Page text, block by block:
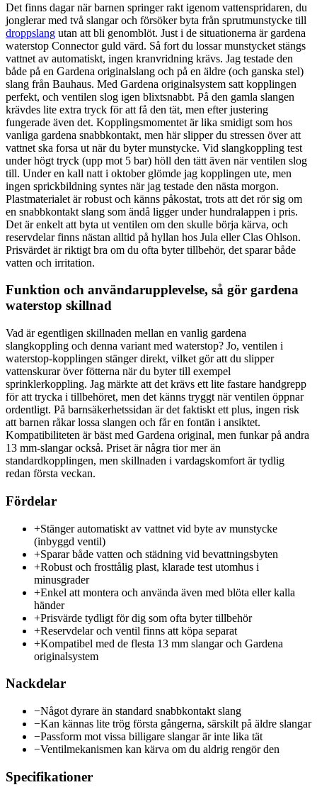
Det finns dagar när barnen springer rakt igenom vattenspridaren, du
jonglerar med två slangar och försöker byta från sprutmunstycke till
droppslang utan att bli genomblöt. Just i de situationerna är gardena
waterstop Connector guld värd. Så fort du lossar munstycket stängs
vattnet av automatiskt, ingen kranvridning krävs. Jag testade den
både på en Gardena originalslang och på en äldre (och ganska stel)
slang från Bauhaus. Med Gardena originalsystem satt kopplingen
perfekt, och ventilen slog igen blixtsnabbt. På den gamla slangen
krävdes lite extra tryck för att få den tät, men efter justering
fungerade även det. Kopplingsmomentet är lika smidigt som hos
vanliga gardena snabbkontakt, men här slipper du stressen över att
vattnet ska forsa ut när du byter munstycke. Vid slangkoppling test
under högt tryck (upp mot 5 bar) höll den tätt även när ventilen slog
till. Under en kall natt i oktober glömde jag kopplingen ute, men
ingen sprickbildning syntes när jag testade den nästa morgon.
Plastmaterialet är robust och känns påkostat, trots att det rör sig om
en snabbkontakt slang som ändå ligger under hundralappen i pris.
Det är enkelt att byta ut ventilen om den skulle börja kärva, och
reservdelar finns nästan alltid på hyllan hos Jula eller Clas Ohlson.
Prisvärdet är riktigt bra om du ofta byter tillbehör, det sparar både
vatten och irritation.
Funktion och användarupplevelse, så gör gardena
waterstop skillnad
Vad är egentligen skillnaden mellan en vanlig gardena
slangkoppling och denna variant med waterstop? Jo, ventilen i
waterstop-kopplingen stänger direkt, vilket gör att du slipper
vattenskurar över fötterna när du byter till exempel
sprinklerkoppling. Jag märkte att det krävs ett lite fastare handgrepp
för att trycka i tillbehöret, men det känns tryggt när ventilen öppnar
ordentligt. På barnsäkerhetssidan är det faktiskt ett plus, ingen risk
att barnen råkar lossa slangen och får en fontän i ansiktet.
Kompatibiliteten är bäst med Gardena original, men funkar på andra
13 mm-slangar också. Priset är några tior mer än
standardkopplingen, men skillnaden i vardagskomfort är tydlig
redan första veckan.
Fördelar
+Stänger automatiskt av vattnet vid byte av munstycke
(inbyggd ventil)
+Sparar både vatten och städning vid bevattningsbyten
+Robust och frosttålig plast, klarade test utomhus i
minusgrader
+Enkel att montera och använda även med blöta eller kalla
händer
+Prisvärde tydligt för dig som ofta byter tillbehör
+Reservdelar och ventil finns att köpa separat
+Kompatibel med de flesta 13 mm slangar och Gardena
originalsystem
Nackdelar
−Något dyrare än standard snabbkontakt slang
−Kan kännas lite trög första gångerna, särskilt på äldre slangar
−Passform mot vissa billigare slangar är inte lika tät
−Ventilmekanismen kan kärva om du aldrig rengör den
Specifikationer